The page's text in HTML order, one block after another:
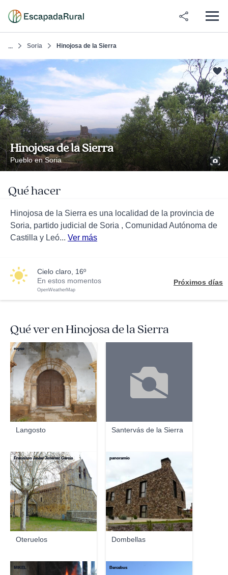
... Soria Hinojosa de la Sierra
Hinojosa de la Sierra
Pueblo en Soria
Qué hacer
Hinojosa de la Sierra es una localidad de la provincia de
Soria, partido judicial de Soria , Comunidad Autónoma de
Castilla y Leó... Ver más
cielo claro, 16º
En estos momentos
OpenWeatherMap
Próximos días
Qué ver en Hinojosa de la Sierra
Langosto
royso
Santervás de la Sierra
Oteruelos
Francisco Javier Jimenez Garcia
Dombellas
panoramio
MIKEL Bercebus